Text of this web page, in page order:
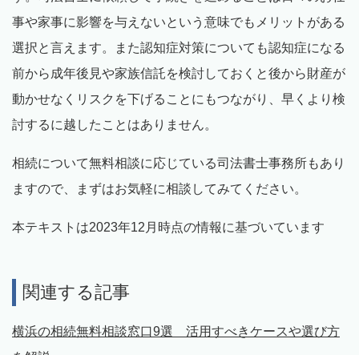
事や家事に影響を与えないという意味でもメリットがある
選択と言えます。また認知症対策についても認知症になる
前から成年後見や家族信託を検討しておくと後から財産が
動かせなくリスクを下げることにもつながり、早くより検
討するに越したことはありません。
相続について無料相談に応じている司法書士事務所もあり
ますので、まずはお気軽に相談してみてください。
本テキストは2023年12月時点の情報に基づいています
関連する記事
横浜の相続無料相談窓口9選 活用すべきケースや選び方